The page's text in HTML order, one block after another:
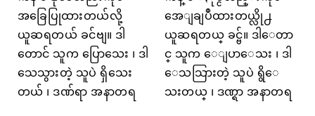
အခြေပြုထားတယ်လို့
ယူဆရတယ် ခင်ဗျ။ ဒါ
တောင် သူက ပြောသေး ၊ ဒါ
သေသွားတဲ့ သူပဲ ရှိသေး
တယ် ၊ ဒဏ်ရာ အနာတရ
အေျချပဳထားတယ္လို႕
ယူဆရတယ္ ခင္ဗ်။ ဒါေတာ
င္ သူက ေျပာေသး ၊ ဒါ
ေသသြားတဲ့ သူပဲ ရွိေ
သးတယ္ ၊ ဒဏ္ရာ အနာတရ